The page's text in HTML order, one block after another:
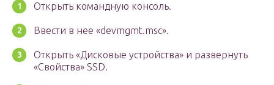
Открыть командную консоль.
Ввести в нее «devmgmt.msc».
Открыть «Дисковые устройства» и развернуть
«Свойства» SSD.